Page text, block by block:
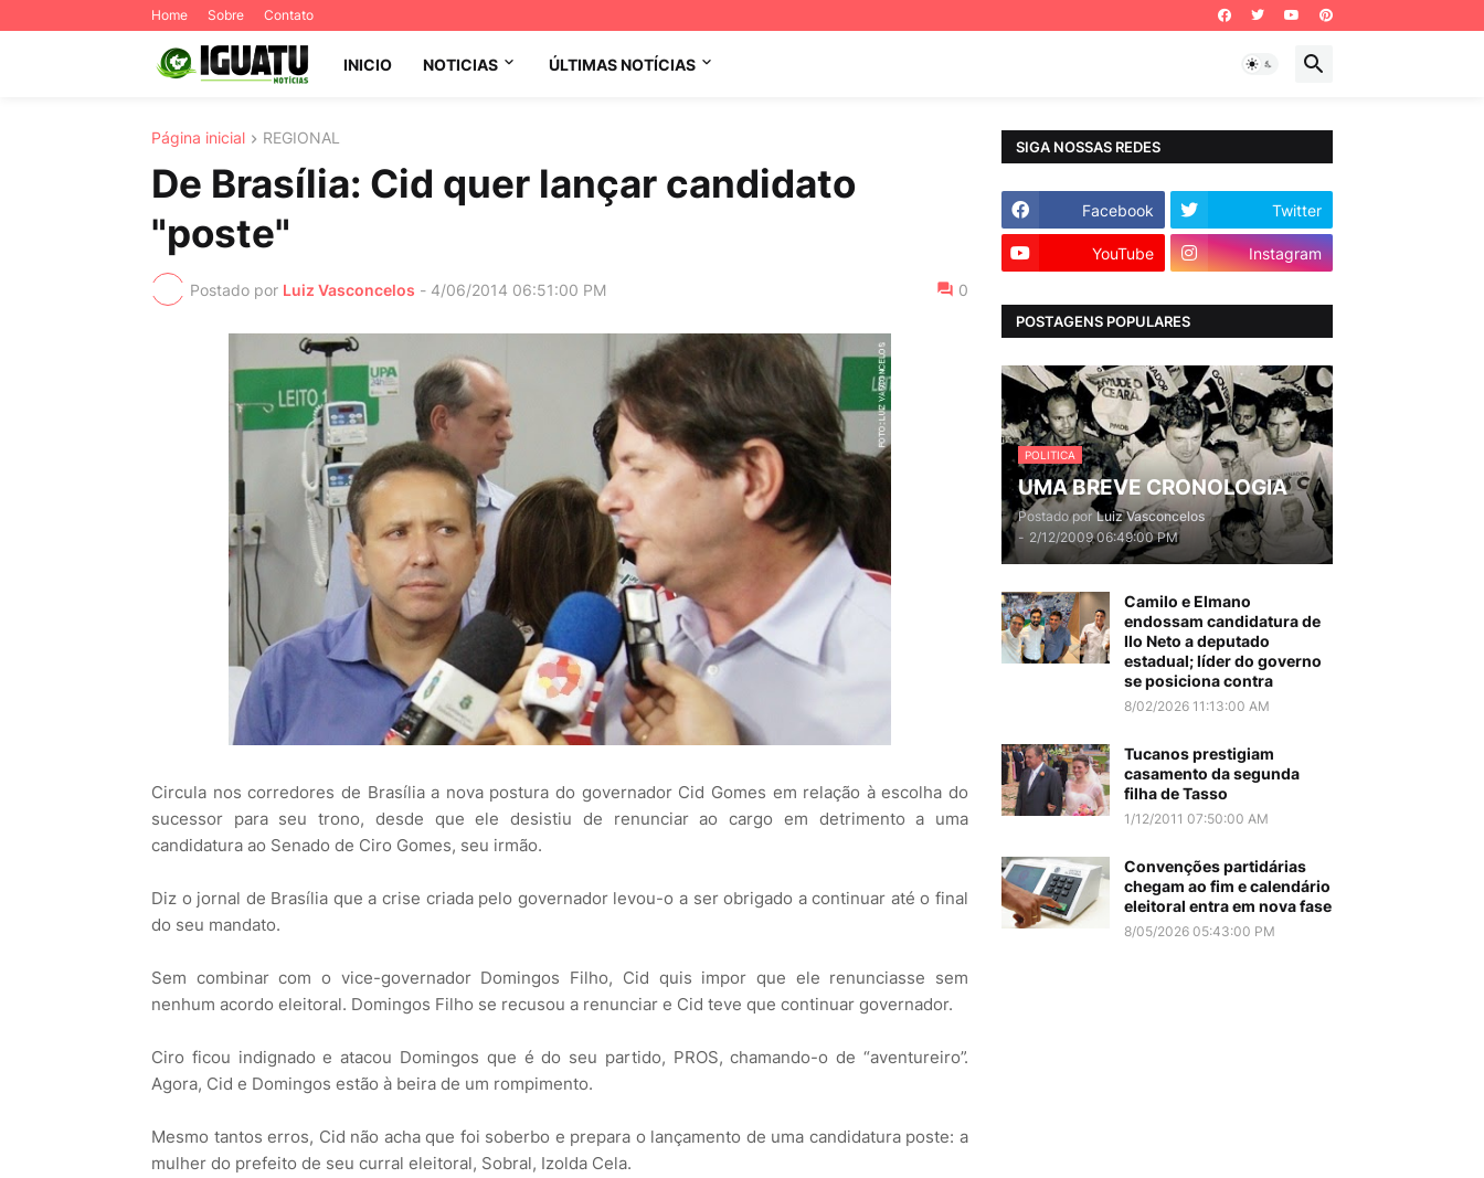
Home Sobre Contato
INICIO NOTICIAS ÚLTIMAS NOTÍCIAS
Página inicial REGIONAL
De Brasília: Cid quer lançar candidato
"poste"
Postado por Luiz Vasconcelos - 4/06/2014 06:51:00 PM 0
Circula nos corredores de Brasília a nova postura do governador Cid Gomes em relação à escolha do
sucessor para seu trono, desde que ele desistiu de renunciar ao cargo em detrimento a uma
candidatura ao Senado de Ciro Gomes, seu irmão.
Diz o jornal de Brasília que a crise criada pelo governador levou-o a ser obrigado a continuar até o final
do seu mandato.
Sem combinar com o vice-governador Domingos Filho, Cid quis impor que ele renunciasse sem
nenhum acordo eleitoral. Domingos Filho se recusou a renunciar e Cid teve que continuar governador.
Ciro ficou indignado e atacou Domingos que é do seu partido, PROS, chamando-o de “aventureiro”.
Agora, Cid e Domingos estão à beira de um rompimento.
Mesmo tantos erros, Cid não acha que foi soberbo e prepara o lançamento de uma candidatura poste: a
mulher do prefeito de seu curral eleitoral, Sobral, Izolda Cela.
SIGA NOSSAS REDES
Facebook Twitter
YouTube Instagram
POSTAGENS POPULARES
POLITICA
UMA BREVE CRONOLOGIA
Postado por Luiz Vasconcelos
- 2/12/2009 06:49:00 PM
Camilo e Elmano
endossam candidatura de
Ilo Neto a deputado
estadual; líder do governo
se posiciona contra
8/02/2026 11:13:00 AM
Tucanos prestigiam
casamento da segunda
filha de Tasso
1/12/2011 07:50:00 AM
Convenções partidárias
chegam ao fim e calendário
eleitoral entra em nova fase
8/05/2026 05:43:00 PM